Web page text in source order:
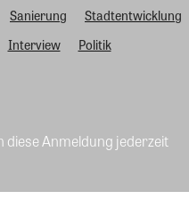
Sanierung
Stadtentwicklung
Interview Politik
diese Anmeldung jederzeit